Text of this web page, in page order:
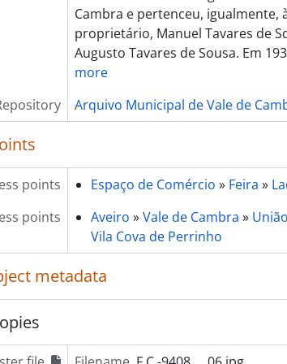
[Item] Lacti 80, jantar na Pensão Suissa
[Item] Lacti 80, jantar na Pensão Suissa
[Item] Lacti 80, jantar na Pensão Suissa
[Item] Lacti 80, jantar na Pensão Suissa
[Item] Lacti 80, jantar na Pensão Suissa
[Item] Lacti 80, jantar na Pensão Suissa
[Item] Lacti 80, jantar na Pensão Suissa
[Item] Lacti 80, jantar na Pensão Suissa
[Item] Lacti 80, jantar na Pensão Suissa
[Item] Lacti 80, jantar na Pensão Suissa
[Item] Lacti 79, Arsopi
[Item] Lacti 79, Almeida e Freitas, Lda
[Item] Lacti 79, Almeida e Freitas, Lda
[Item] Lacti 79
[Item] Lacti 79
Cambra e pertenceu, igualmente,
proprietário, Manuel Tavares de
Augusto Tavares de Sousa. Em
more
Arquivo Municipal de Vale de
points Espaço de Comércio » Feira »
points
Aveiro »Vale de Cambra »
Vila Cova de Perrinho
metadata